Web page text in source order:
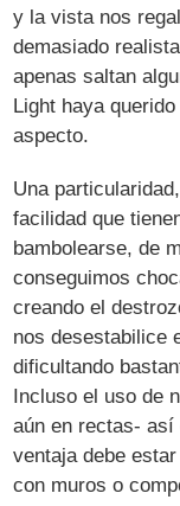
y la vista nos
demasiado
apenas saltan
Light haya
aspecto.
Una
facilidad que
bambolearse, de
conseguimos
creando el
nos desestabilice
dificultando
Incluso el uso de
aún en rectas- así
ventaja debe
con muros o